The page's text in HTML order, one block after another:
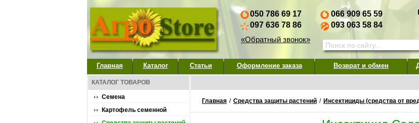
050 786 69 17
097 636 78 86
«Обратный звонок»
066 909 65 59
093 063 58 84
Главная Каталог Статьи Оформление заказа Возврат и обмен
КАТАЛОГ ТОВАРОВ
Семена
Картофель семенной
Главная / Средства защиты растений / Инсектициды (средства от